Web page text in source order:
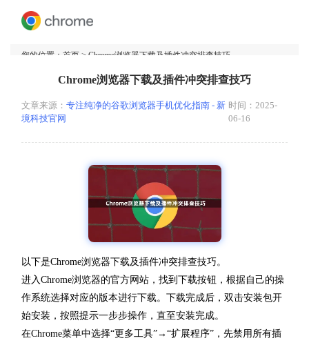
您的位置： 首页 > Chrome浏览器下载及插件冲突排查技巧
Chrome浏览器下载及插件冲突排查技巧
文章来源： 专注纯净的谷歌浏览器手机优化指南 - 新
境科技官网
时间：2025-
06-16
以下是Chrome浏览器下载及插件冲突排查技巧。
进入Chrome浏览器的官方网站，找到下载按钮，根据自己的操
作系统选择对应的版本进行下载。下载完成后，双击安装包开
始安装，按照提示一步步操作，直至安装完成。
在Chrome菜单中选择“更多工具”→“扩展程序”，先禁用所有插